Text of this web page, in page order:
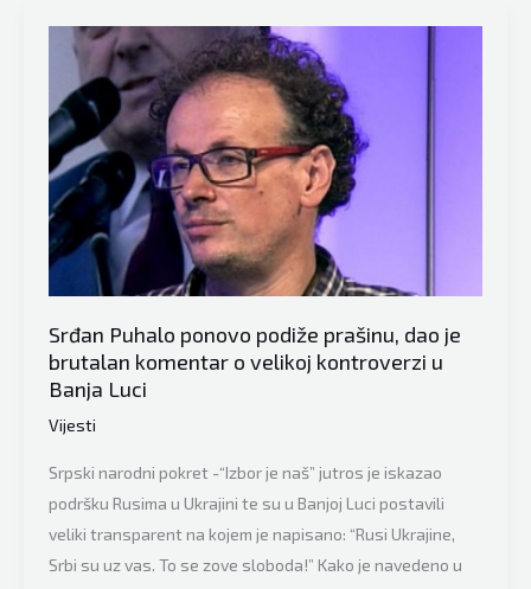
pošte
distrikta
Brčko
Srđan Puhalo ponovo podiže prašinu, dao je
brutalan komentar o velikoj kontroverzi u
Banja Luci
Vijesti
Srpski narodni pokret -“Izbor je naš” jutros je iskazao
podršku Rusima u Ukrajini te su u Banjoj Luci postavili
veliki transparent na kojem je napisano: “Rusi Ukrajine,
Srbi su uz vas. To se zove sloboda!” Kako je navedeno u